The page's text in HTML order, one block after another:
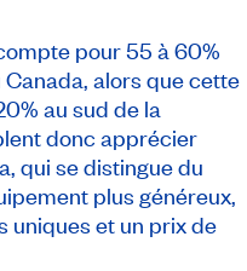
pour 55 à 60%
Canada, alors que cette
au sud de la
donc apprécier
qui se distingue du
plus généreux,
uniques et un prix de